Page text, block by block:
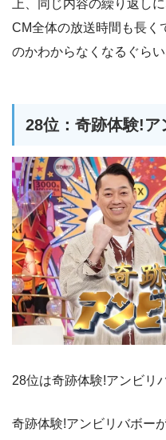
上、同じ内容の繰り返し
CM全体の放送時間も長く
のかわからなくなるぐらい
28位：奇跡体験!ア
28位は奇跡体験!アンビリ
奇跡体験!アンビリバボー